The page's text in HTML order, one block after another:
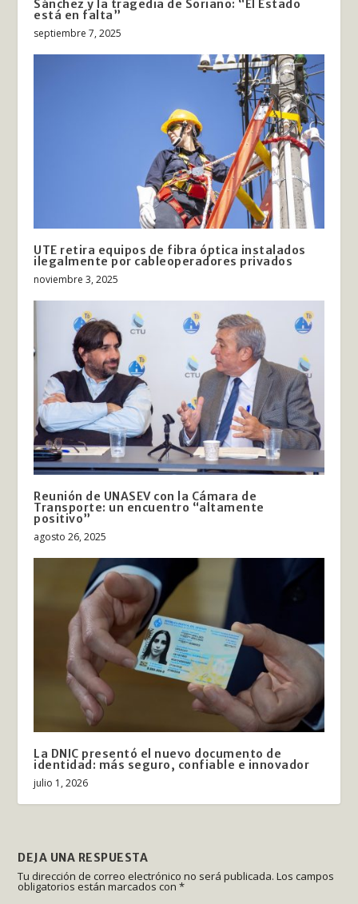
Sánchez y la tragedia de Soriano: “El Estado
está en falta”
septiembre 7, 2025
UTE retira equipos de fibra óptica instalados
ilegalmente por cableoperadores privados
noviembre 3, 2025
Reunión de UNASEV con la Cámara de
Transporte: un encuentro “altamente
positivo”
agosto 26, 2025
La DNIC presentó el nuevo documento de
identidad: más seguro, confiable e innovador
julio 1, 2026
DEJA UNA RESPUESTA
Tu dirección de correo electrónico no será publicada. Los campos
obligatorios están marcados con*